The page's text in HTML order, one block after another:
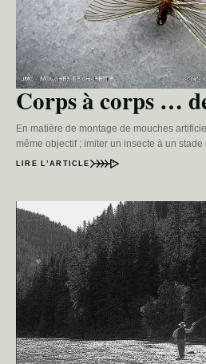
Corps à corps …
En matière de montage de mouches
même objectif ; imiter un insecte à un
LIRE L’ARTICLE